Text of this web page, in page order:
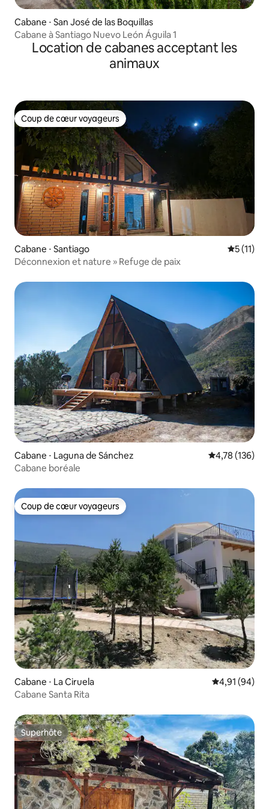
Cabane ⋅ San José de las Boquillas
Cabane à Santiago Nuevo León Águila 1
Location de cabanes acceptant les
animaux
Coup de cœur voyageurs
Coup de cœur voyageurs
Cabane ⋅ Santiago
5 (11)
Déconnexion et nature » Refuge de paix
Cabane ⋅ Laguna de Sánchez Évaluation
4,78 (136)
Cabane boréale
Coup de cœur voyageurs
Coup de cœur voyageurs
Cabane ⋅ La Ciruela Évaluation
4,91 (94)
Cabane Santa Rita
Superhôte
Superhôte